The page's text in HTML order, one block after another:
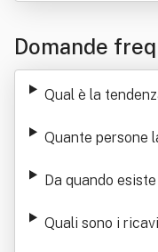
Domande
Qual è la
Quante persone
Da quando
Quali sono i